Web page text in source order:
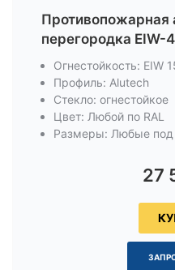
Противопожарная
перегородка EIW-
Огнестойкость: EIW
Профиль: Alutech
Стекло: огнестойкое
Цвет: Любой по RAL
Размеры: Любые под
27